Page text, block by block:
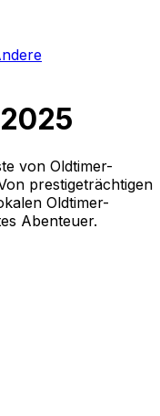
von Oldtimer-
prestigeträchtigen
Oldtimer-
Abenteuer.